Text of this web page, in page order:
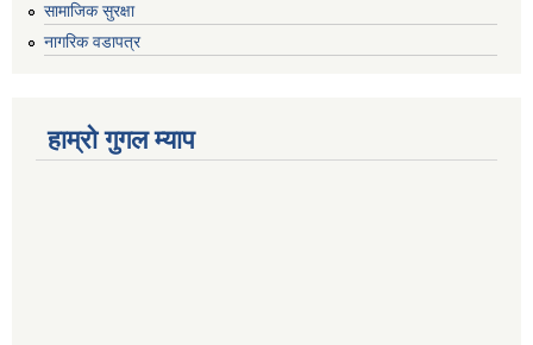
सामाजिक सुरक्षा
नागरिक वडापत्र
हाम्रो गुगल म्याप